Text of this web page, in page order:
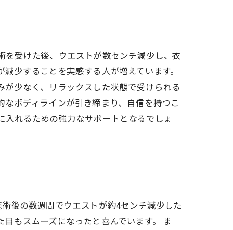
受けた後、ウエストが数センチ減少し、衣
少することを実感する人が増えています。
少なく、リラックスした状態で受けられる
ボディラインが引き締まり、自信を持つこ
れるための強力なサポートとなるでしょ
後の数週間でウエストが約4センチ減少した
もスムーズになったと喜んでいます。 ま